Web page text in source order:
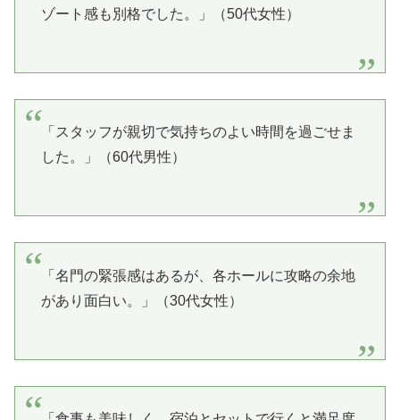
ゾート感も別格でした。」（50代女性）
「スタッフが親切で気持ちのよい時間を過ごせま
した。」（60代男性）
「名門の緊張感はあるが、各ホールに攻略の余地
があり面白い。」（30代女性）